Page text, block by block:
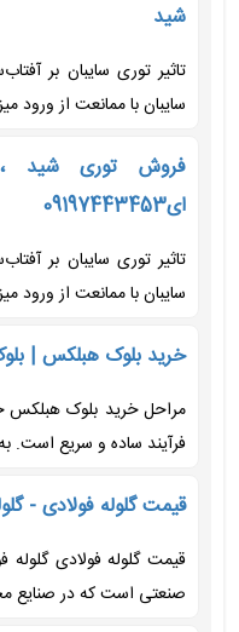
شید
تاثیر توری سایبان بر
سایبان با ممانعت از ورود
فروش توری شید
ای09197443453
تاثیر توری سایبان بر
سایبان با ممانعت از ورود
خرید بلوک هبلکس |
مراحل خرید بلوک هبلکس
فرآیند ساده و سریع است.
قیمت گلوله فولادی -
قیمت گلوله فولادی گلوله
صنعتی است که در صنایع